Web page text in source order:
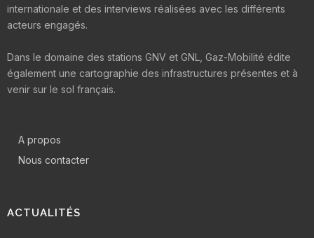
internationale et des interviews réalisées avec les différents
acteurs engagés.
Dans le domaine des stations GNV et GNL, Gaz-Mobilité édite
également une cartographie des infrastructures présentes et à
venir sur le sol français.
A propos
Nous contacter
ACTUALITÉS